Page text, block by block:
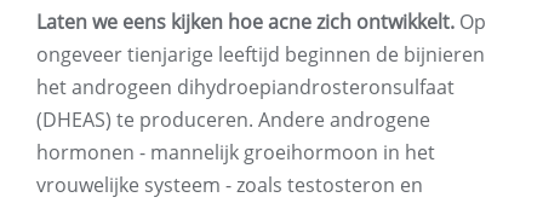
Laten we eens kijken hoe acne zich ontwikkelt. Op
ongeveer tienjarige leeftijd beginnen de bijnieren
het androgeen dihydroepiandrosteronsulfaat
(DHEAS) te produceren. Andere androgene
hormonen - mannelijk groeihormoon in het
vrouwelijke systeem - zoals testosteron en